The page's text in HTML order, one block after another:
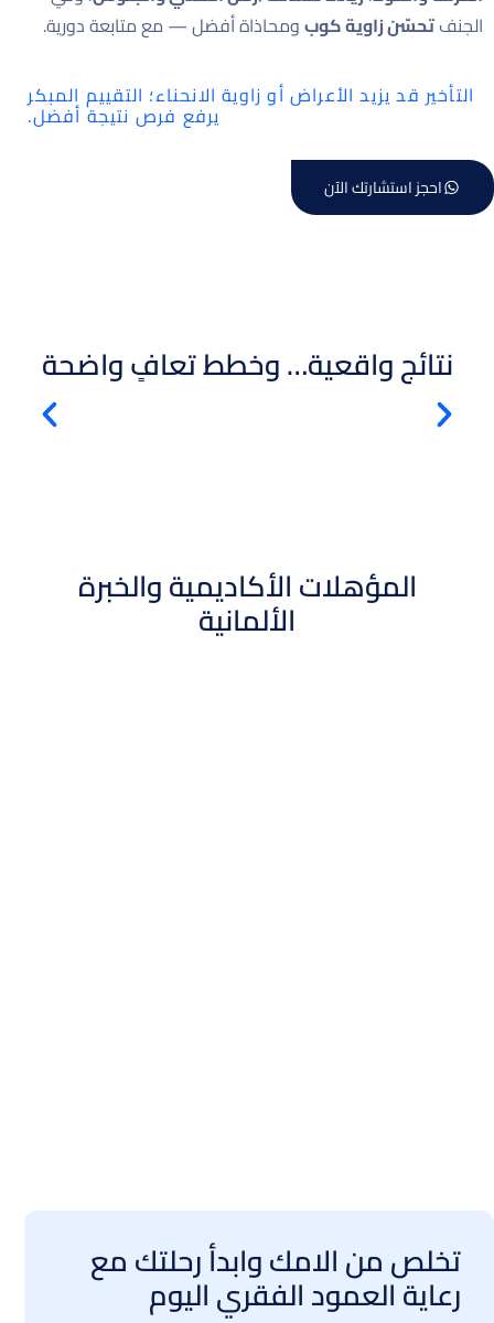
الجنفتحسّن زاوية كوبومحاذاة أفضل — مع متابعة دورية.
التأخير قد يزيد الأعراض أو زاوية الانحناء؛ التقييم المبكر
يرفع فرص نتيجة أفضل.​
احجز استشارتك الآن
نتائج واقعية… وخطط تعافٍ واضحة
المؤهلات الأكاديمية والخبرة
الألمانية
تخلص من الامك وابدأ رحلتك مع
رعاية العمود الفقري اليوم